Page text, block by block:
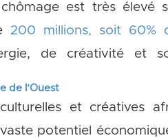
de l’Ouest
est très élevé
200 millions, soit 60%
de créativité
et créatives
potentiel